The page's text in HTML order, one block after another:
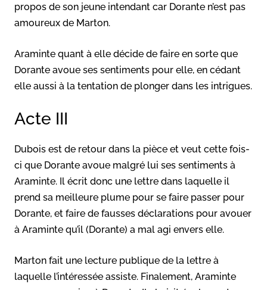
propos de son jeune intendant car Dorante n’est pas
amoureux de Marton.
Araminte quant à elle décide de faire en sorte que
Dorante avoue ses sentiments pour elle, en cédant
elle aussi à la tentation de plonger dans les intrigues.
Acte III
Dubois est de retour dans la pièce et veut cette fois-
ci que Dorante avoue malgré lui ses sentiments à
Araminte. Il écrit donc une lettre dans laquelle il
prend sa meilleure plume pour se faire passer pour
Dorante, et faire de fausses déclarations pour avouer
à Araminte qu’il (Dorante) a mal agi envers elle.
Marton fait une lecture publique de la lettre à
laquelle l’intéressée assiste. Finalement, Araminte